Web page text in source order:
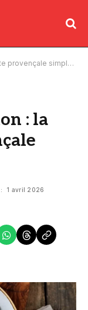
simple et rapide
: la
1 avril 2026